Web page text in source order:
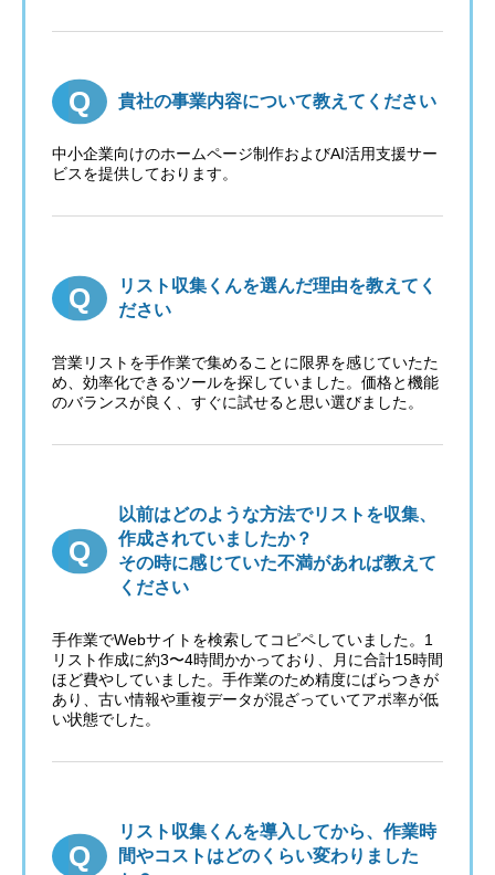
貴社の事業内容について教えてください
中小企業向けのホームページ制作およびAI活用支援サー
ビスを提供しております。
リスト収集くんを選んだ理由を教えてく
ださい
営業リストを手作業で集めることに限界を感じていたた
め、効率化できるツールを探していました。価格と機能
のバランスが良く、すぐに試せると思い選びました。
以前はどのような方法でリストを収集、
作成されていましたか？
その時に感じていた不満があれば教えて
ください
手作業でWebサイトを検索してコピペしていました。1
リスト作成に約3〜4時間かかっており、月に合計15時間
ほど費やしていました。手作業のため精度にばらつきが
あり、古い情報や重複データが混ざっていてアポ率が低
い状態でした。
リスト収集くんを導入してから、作業時
間やコストはどのくらい変わりました